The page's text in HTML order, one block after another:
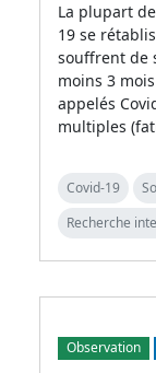
La plupart
19 se
souffrent de
moins 3
appelés
multiples
Covid-19
Recherche
Observation